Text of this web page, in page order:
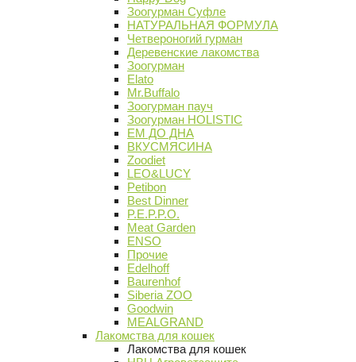
Зоогурман Суфле
НАТУРАЛЬНАЯ ФОРМУЛА
Четвероногий гурман
Деревенские лакомства
Зоогурман
Elato
Mr.Buffalo
Зоогурман пауч
Зоогурман HOLISTIC
ЕМ ДО ДНА
ВКУСМЯСИНА
Zoodiet
LEO&LUCY
Petibon
Best Dinner
P.E.P.P.O.
Meat Garden
ENSO
Прочие
Edelhoff
Baurenhof
Siberia ZOO
Goodwin
MEALGRAND
Лакомства для кошек
Лакомства для кошек